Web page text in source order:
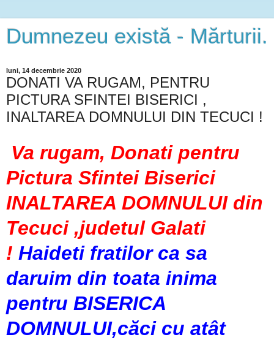
Dumnezeu există - Mărturii.
luni, 14 decembrie 2020
DONATI VA RUGAM, PENTRU
PICTURA SFINTEI BISERICI ,
INALTAREA DOMNULUI DIN TECUCI !
Va rugam, Donati pentru
Pictura Sfintei Biserici
INALTAREA DOMNULUI din
Tecuci ,judetul Galati
! Haideti fratilor ca sa
daruim din toata inima
pentru BISERICA
DOMNULUI,căci cu atât